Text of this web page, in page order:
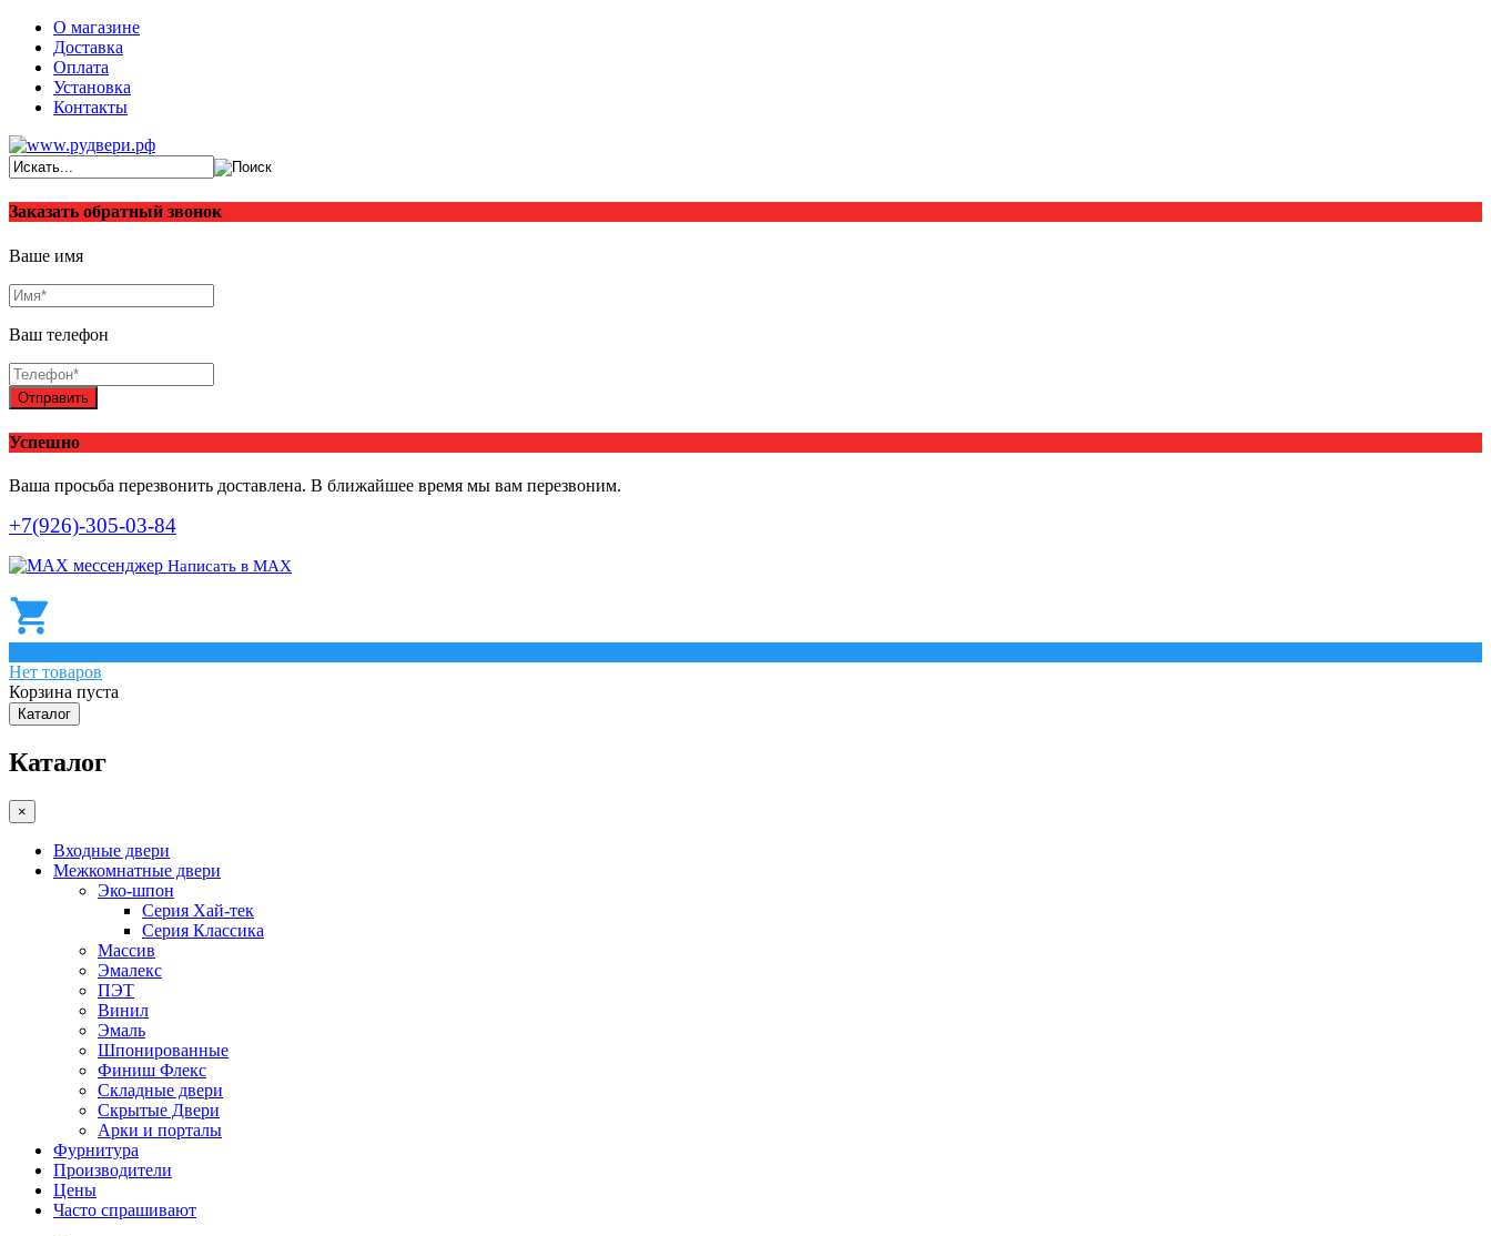
О магазине
Доставка
Оплата
Установка
Контакты
Заказать обратный звонок
Ваше имя
Ваш телефон
Отправить
Успешно
Ваша просьба перезвонить доставлена. В ближайшее время мы вам перезвоним.
+7(926)-305-03-84
Написать в МАХ
Нет товаров
Корзина пуста
Каталог
Каталог
×
Входные двери
Межкомнатные двери
Эко-шпон
Серия Хай-тек
Серия Классика
Массив
Эмалекс
ПЭТ
Винил
Эмаль
Шпонированные
Финиш Флекс
Складные двери
Скрытые Двери
Арки и порталы
Фурнитура
Производители
Цены
Часто спрашивают